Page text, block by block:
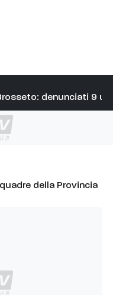
denunciati 9
l’unità”
della Provincia